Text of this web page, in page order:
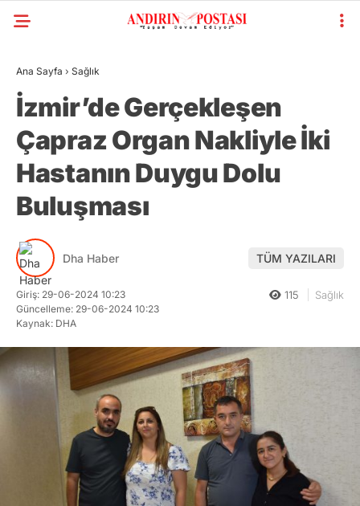
Ana Sayfa › Sağlık
İzmir’de Gerçekleşen
Çapraz Organ Nakliyle İki
Hastanın Duygu Dolu
Buluşması
Dha Haber TÜM YAZILARI
Giriş: 29-06-2024 10:23
Güncelleme: 29-06-2024 10:23
Kaynak: DHA
115 Sağlık